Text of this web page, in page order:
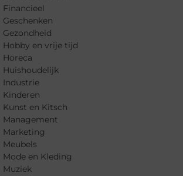
Financieel
Geschenken
Gezondheid
Hobby en vrije tijd
Horeca
Huishoudelijk
Industrie
Kinderen
Kunst en Kitsch
Management
Marketing
Meubels
Mode en Kleding
Muziek